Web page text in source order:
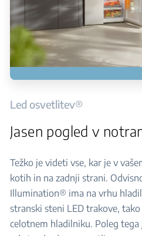
Led osvetlitev®
Jasen pogled v
Težko je videti vse, kar je v
kotih in na zadnji strani.
Illumination® ima na vrhu
stranski steni LED trakove,
celotnem hladilniku. Poleg